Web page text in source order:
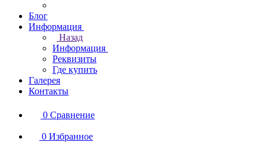
Блог
Информация
Назад
Информация
Реквизиты
Где купить
Галерея
Контакты
0 Сравнение
0 Избранное